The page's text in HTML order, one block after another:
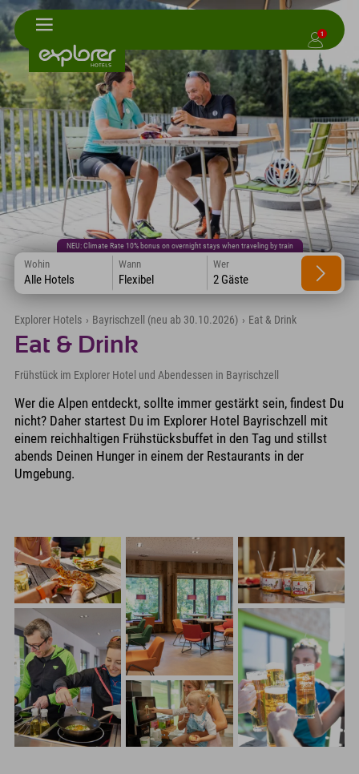
1
NEU: Climate Rate 10% bonus on overnight stays when traveling by train
Wohin
Alle Hotels
Wann
Flexibel
Wer
2 Gäste
Explorer Hotels › Bayrischzell (neu ab 30.10.2026) › Eat & Drink
Eat & Drink
Frühstück im Explorer Hotel und Abendessen in Bayrischzell
Wer die Alpen entdeckt, sollte immer gestärkt sein, findest Du
nicht? Daher startest Du im Explorer Hotel Bayrischzell mit
einem reichhaltigen Frühstücksbuffet in den Tag und stillst
abends Deinen Hunger in einem der Restaurants in der
Umgebung.